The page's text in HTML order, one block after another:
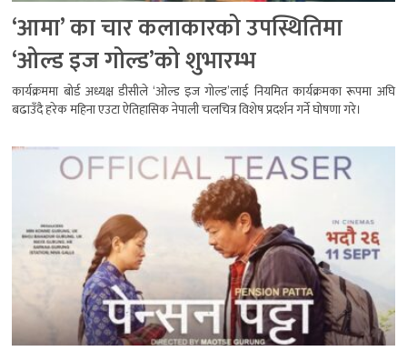
‘आमा’ का चार कलाकारको उपस्थितिमा
‘ओल्ड इज गोल्ड’को शुभारम्भ
कार्यक्रममा बोर्ड अध्यक्ष डीसीले ‘ओल्ड इज गोल्ड’लाई नियमित कार्यक्रमका रूपमा अघि
बढाउँदै हरेक महिना एउटा ऐतिहासिक नेपाली चलचित्र विशेष प्रदर्शन गर्ने घोषणा गरे।